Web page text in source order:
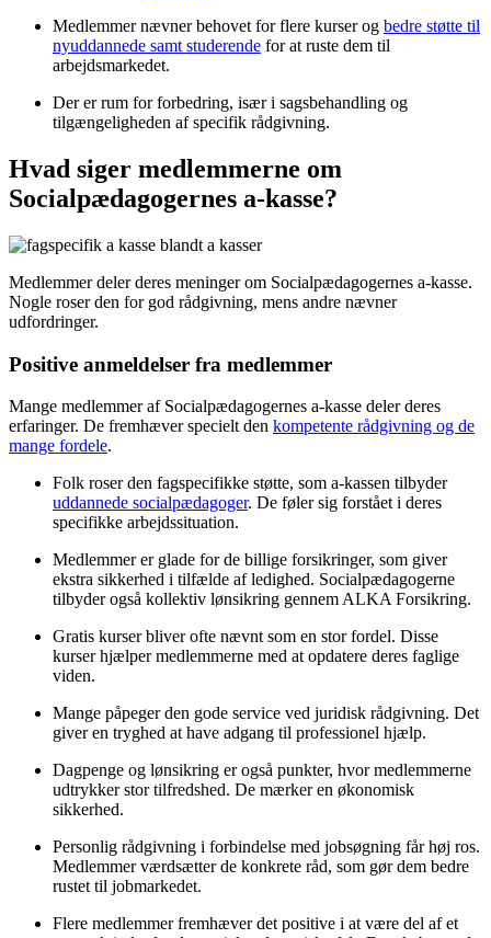
Medlemmer nævner behovet for flere kurser og bedre støtte til
nyuddannede samt studerende for at ruste dem til
arbejdsmarkedet.
Der er rum for forbedring, især i sagsbehandling og
tilgængeligheden af specifik rådgivning.
Hvad siger medlemmerne om
Socialpædagogernes a-kasse?
Medlemmer deler deres meninger om Socialpædagogernes a-kasse.
Nogle roser den for god rådgivning, mens andre nævner
udfordringer.
Positive anmeldelser fra medlemmer
Mange medlemmer af Socialpædagogernes a-kasse deler deres
erfaringer. De fremhæver specielt den kompetente rådgivning og de
mange fordele.
Folk roser den fagspecifikke støtte, som a-kassen tilbyder
uddannede socialpædagoger. De føler sig forstået i deres
specifikke arbejdssituation.
Medlemmer er glade for de billige forsikringer, som giver
ekstra sikkerhed i tilfælde af ledighed. Socialpædagogerne
tilbyder også kollektiv lønsikring gennem ALKA Forsikring.
Gratis kurser bliver ofte nævnt som en stor fordel. Disse
kurser hjælper medlemmerne med at opdatere deres faglige
viden.
Mange påpeger den gode service ved juridisk rådgivning. Det
giver en tryghed at have adgang til professionel hjælp.
Dagpenge og lønsikring er også punkter, hvor medlemmerne
udtrykker stor tilfredshed. De mærker en økonomisk
sikkerhed.
Personlig rådgivning i forbindelse med jobsøgning får høj ros.
Medlemmer værdsætter de konkrete råd, som gør dem bedre
rustet til jobmarkedet.
Flere medlemmer fremhæver det positive i at være del af et